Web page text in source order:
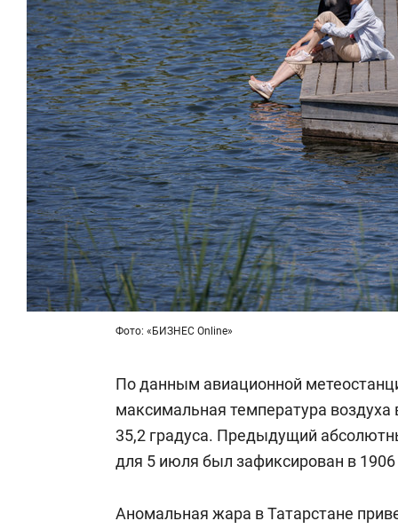
Фото: «БИЗНЕС Online»
По данным авиационной
максимальная температура воздуха
35,2 градуса. Предыдущий
для 5 июля был зафиксирован в 1906
Аномальная жара в Татарстане